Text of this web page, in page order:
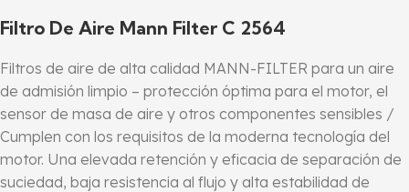
Filtro De Aire Mann Filter C 2564
Filtros de aire de alta calidad MANN-FILTER para un aire
de admisión limpio – protección óptima para el motor, el
sensor de masa de aire y otros componentes sensibles /
Cumplen con los requisitos de la moderna tecnología del
motor. Una elevada retención y eficacia de separación de
suciedad, baja resistencia al flujo y alta estabilidad de